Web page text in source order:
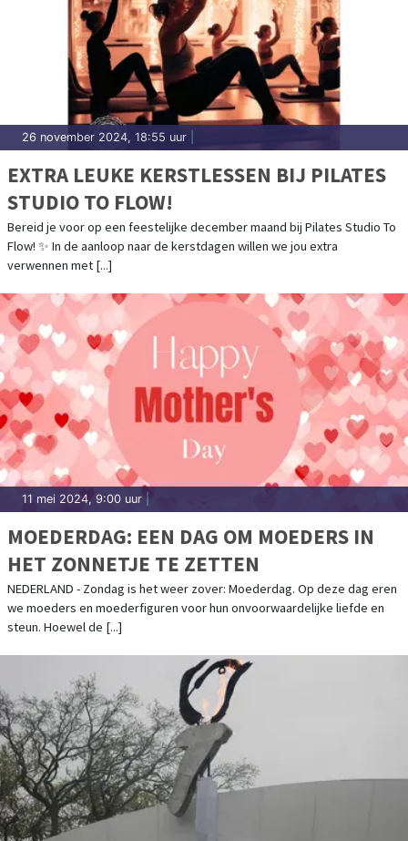
26 november 2024, 18:55 uur
EXTRA LEUKE KERSTLESSEN BIJ PILATES
STUDIO TO FLOW!
Bereid je voor op een feestelijke december maand bij Pilates Studio To
Flow! ✨ In de aanloop naar de kerstdagen willen we jou extra
verwennen met [...]
11 mei 2024, 9:00 uur
MOEDERDAG: EEN DAG OM MOEDERS IN
HET ZONNETJE TE ZETTEN
NEDERLAND - Zondag is het weer zover: Moederdag. Op deze dag eren
we moeders en moederfiguren voor hun onvoorwaardelijke liefde en
steun. Hoewel de [...]